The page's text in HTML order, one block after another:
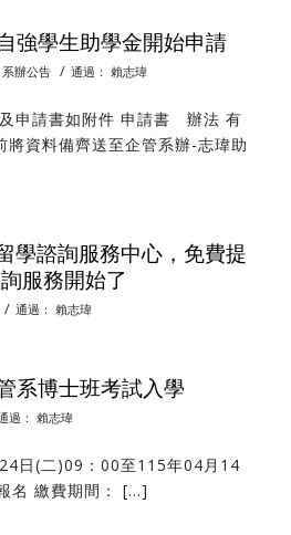
強學生助學金開始申請
系辦公告 / 通過： 賴志瑋
申請書如附件 申請書 辦法 有
資料備齊送至企管系辦-志瑋助
學諮詢服務中心，免費提
服務開始了
/ 通過： 賴志瑋
系博士班考試入學
過： 賴志瑋
日(二)09：00至115年04月14
名 繳費期間： […]